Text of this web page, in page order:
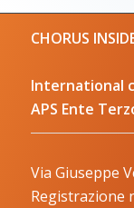
CHORUS
International
APS Ente
Via Giuseppe
Registrazione